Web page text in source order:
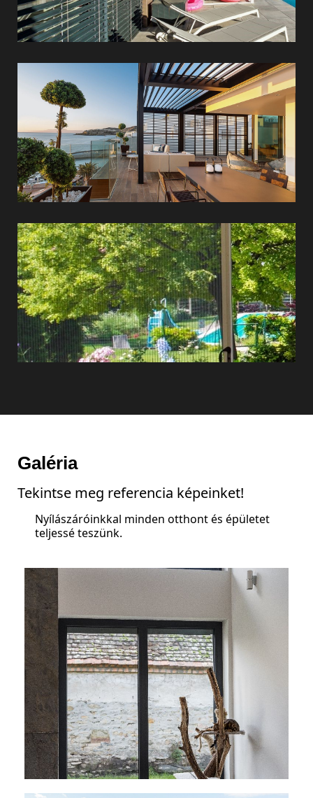
Kerti
árnyékolók
Szúnyoghálók
Galéria
Tekintse meg referencia képeinket!
Nyílászáróinkkal minden otthont és épületet
teljessé teszünk.